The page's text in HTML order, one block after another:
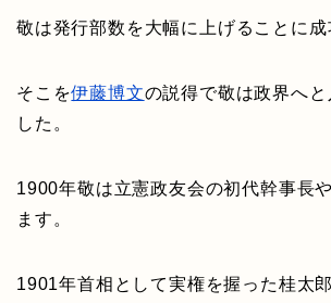
敬は発行部数を大幅に上げることに成
そこを伊藤博文の説得で敬は政界へ
した。
1900年敬は立憲政友会の初代幹事長
ます。
1901年首相として実権を握った桂太